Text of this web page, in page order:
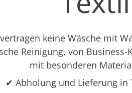
keine Wäsche mit
Reinigung, von
mit besonderen
✔ Abholung und Lieferung in